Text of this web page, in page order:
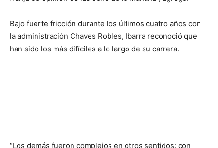
Bajo fuerte fricción durante los últimos cuatro años con
la administración Chaves Robles, Ibarra reconoció que
han sido los más difíciles a lo largo de su carrera.
“Los demás fueron complejos en otros sentidos: con